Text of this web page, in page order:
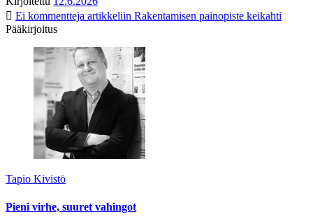
Ei kommentteja artikkeliin Rakentamisen painopiste keikahti
Pääkirjoitus
Tapio Kivistö
Pieni virhe, suuret vahingot